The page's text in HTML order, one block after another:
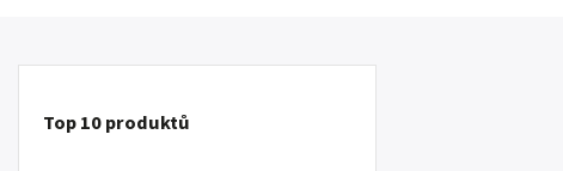
Top 10 produktů